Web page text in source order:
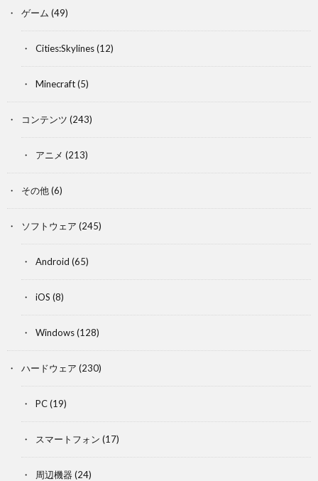
ゲーム (49)
Cities:Skylines(12)
Minecraft(5)
コンテンツ (243)
アニメ (213)
その他(6)
ソフトウェア (245)
Android (65)
iOS (8)
Windows(128)
ハードウェア (230)
PC(19)
スマートフォン (17)
周辺機器 (24)